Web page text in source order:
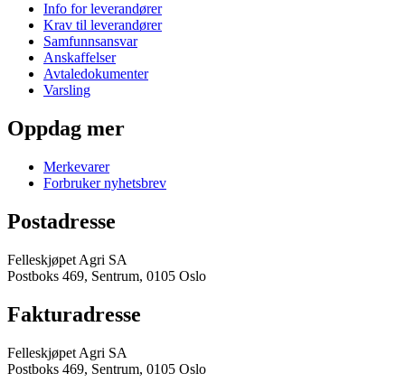
Info for leverandører
Krav til leverandører
Samfunnsansvar
Anskaffelser
Avtaledokumenter
Varsling
Oppdag mer
Merkevarer
Forbruker nyhetsbrev
Postadresse
Felleskjøpet Agri SA
Postboks 469, Sentrum, 0105 Oslo
Fakturadresse
Felleskjøpet Agri SA
Postboks 469, Sentrum, 0105 Oslo